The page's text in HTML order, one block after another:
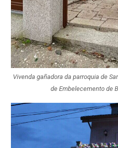
Vivenda gañadora da parroquia de
de Embelecemento de